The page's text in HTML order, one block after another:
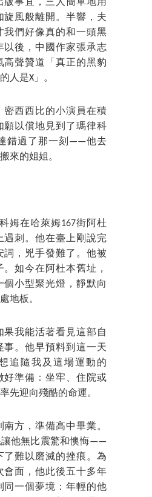
版事宜，三人簡單地用
旋風般離開。半響，夫
我們好像真的和一頭黑
以後，中國作家張承志
高聲贊道「真正的黑豹
人是X」。
密西西比的小演員在積
願以償地見到了瑪律科
錯過了那一刻——他去
來的姐姐。
姆在哈萊姆167街阿杜
遇刺。他在臺上剛說完
詞，兇手發難了。他被
如今在阿杜本舊址，
個小型聚光燈，靜默向
地板。
果我能活著看見這部自
事。他早預料到這一天
追隨我及這場運動的
好準備：坐牢、住院或
先迎向殘酷的命運。
方，準備高中畢業。
讓他無比震驚和懊悔——
了難以磨滅的挫痕。為
會面，他此後五十多年
同一個夢境：年輕的他